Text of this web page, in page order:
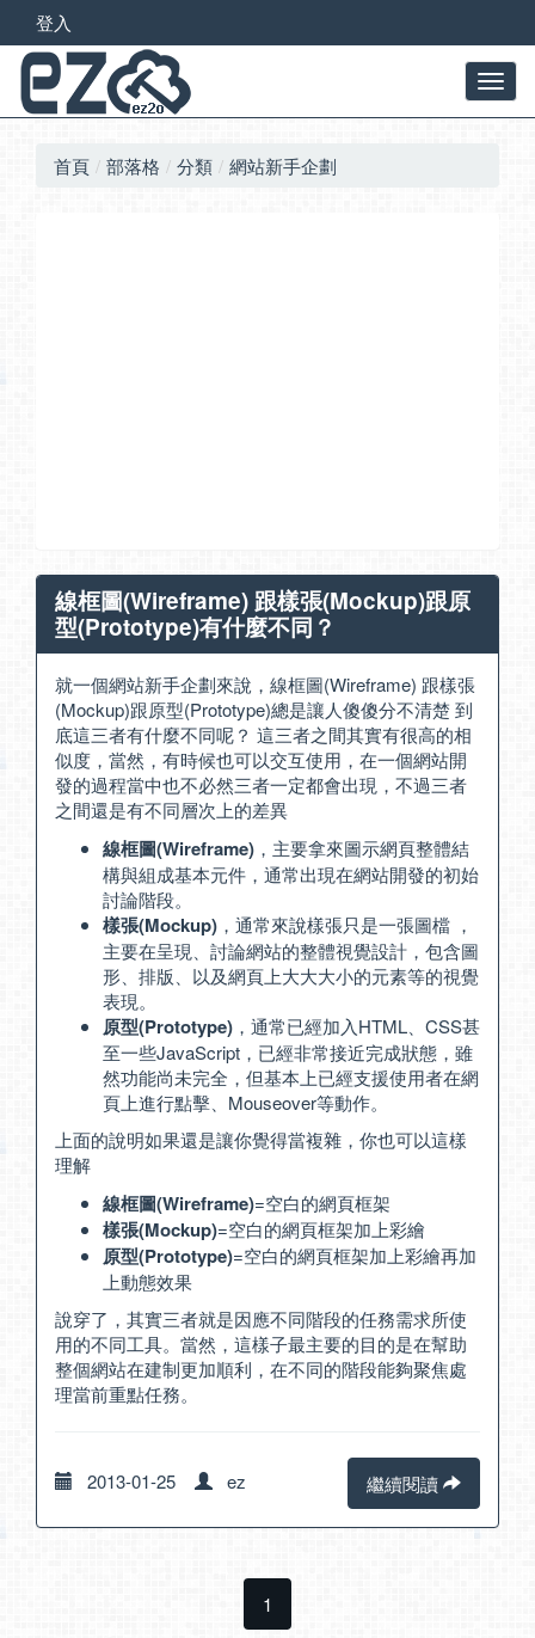
登入
首頁 部落格 分類 網站新手企劃
線框圖(Wireframe) 跟樣張(Mockup)跟原
型(Prototype)有什麼不同？
就一個網站新手企劃來說，線框圖(Wireframe) 跟樣張
(Mockup)跟原型(Prototype)總是讓人傻傻分不清楚 到
底這三者有什麼不同呢？ 這三者之間其實有很高的相
似度，當然，有時候也可以交互使用，在一個網站開
發的過程當中也不必然三者一定都會出現，不過三者
之間還是有不同層次上的差異
線框圖(Wireframe) ，主要拿來圖示網頁整體結
構與組成基本元件，通常出現在網站開發的初始
討論階段。
樣張(Mockup) ，通常來說樣張只是一張圖檔 ，
主要在呈現、討論網站的整體視覺設計，包含圖
形、排版、以及網頁上大大大小的元素等的視覺
表現。
原型(Prototype) ，通常已經加入HTML、CSS甚
至一些JavaScript，已經非常接近完成狀態，雖
然功能尚未完全，但基本上已經支援使用者在網
頁上進行點擊、Mouseover等動作。
上面的說明如果還是讓你覺得當複雜，你也可以這樣
理解
線框圖(Wireframe)=空白的網頁框架
樣張(Mockup)=空白的網頁框架加上彩繪
原型(Prototype)=空白的網頁框架加上彩繪再加
上動態效果
說穿了，其實三者就是因應不同階段的任務需求所使
用的不同工具。當然，這樣子最主要的目的是在幫助
整個網站在建制更加順利，在不同的階段能夠聚焦處
理當前重點任務。
2013-01-25 ez 繼續閱讀
1